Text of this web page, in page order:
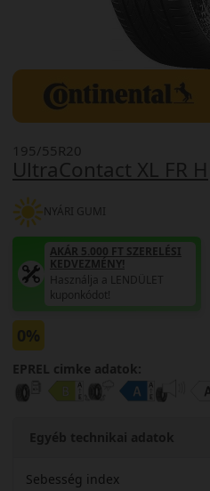
UltraContact XL FR H
195/55R20
NYÁRI GUMI
AKÁR 5.000 FT SZERELÉSI
KEDVEZMÉNY!
Használja a LENDÜLET
kuponkódot!
0%
EPREL cimke adatok:
Egyéb technikai adatok
Sebesség index